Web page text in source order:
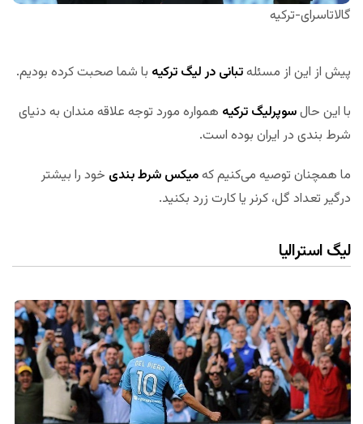
گالاتاسرای-ترکیه
پیش از این از مسئلهتبانی در لیگ ترکیه با شما صحبت کرده بودیم.
با این حالسوپرلیگ ترکیه همواره مورد توجه علاقه مندان به دنیای
شرط بندی در ایران بوده است.
ما همچنان توصیه می‌کنیم کهمیکس شرط بندی خود را بیشتر
درگیر تعداد گل، کرنر یا کارت زرد بکنید.
لیگ استرالیا